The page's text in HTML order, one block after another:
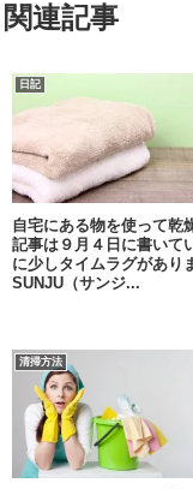
関連記事
日記
自宅にある物を使って
記事は９月４日に書いて
に少しタイムラグがあり
SUNJU（サンジ...
清掃方法